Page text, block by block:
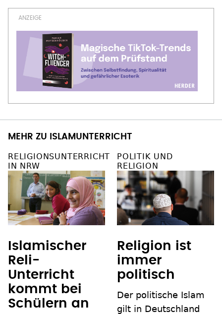
MEHR ZU ISLAMUNTERRICHT
RELIGIONSUNTERRICHT
IN NRW
Islamischer
Reli-
Unterricht
kommt bei
Schülern an
POLITIK UND
RELIGION
Religion ist
immer
politisch
Der politische Islam
gilt in Deutschland